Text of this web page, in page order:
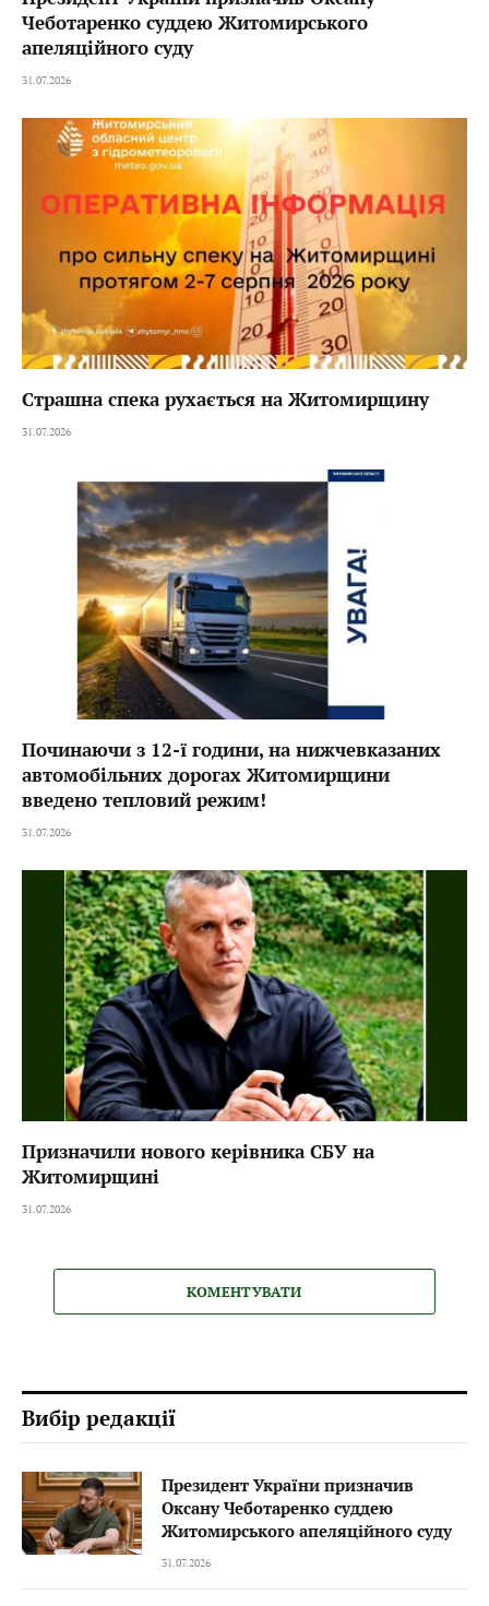
Чеботаренко суддею Житомирського
апеляційного суду
31.07.2026
Страшна спека рухається на Житомирщину
31.07.2026
Починаючи з 12-ї години, на нижчевказаних
автомобільних дорогах Житомирщини
введено тепловий режим!
31.07.2026
Призначили нового керівника СБУ на
Житомирщині
31.07.2026
КОМЕНТУВАТИ
Вибір редакції
Президент України призначив
Оксану Чеботаренко суддею
Житомирського апеляційного суду
31.07.2026